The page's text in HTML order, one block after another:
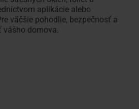
aplikácie alebo
väčšie pohodlie, bezpečnosť a
vášho domova.